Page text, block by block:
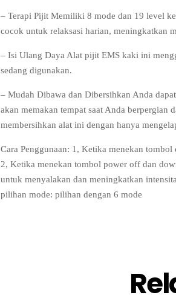
– Terapi Pijit Memiliki 8 mode dan 19 level
cocok untuk relaksasi harian, meningkatkan
– Isi Ulang Daya Alat pijit EMS kaki ini
sedang digunakan.
– Mudah Dibawa dan Dibersihkan Anda
akan memakan tempat saat Anda berpergian
membersihkan alat ini dengan hanya
Cara Penggunaan: 1, Ketika menekan
2, Ketika menekan tombol power off dan
untuk menyalakan dan meningkatkan
pilihan mode: pilihan dengan 6 mode